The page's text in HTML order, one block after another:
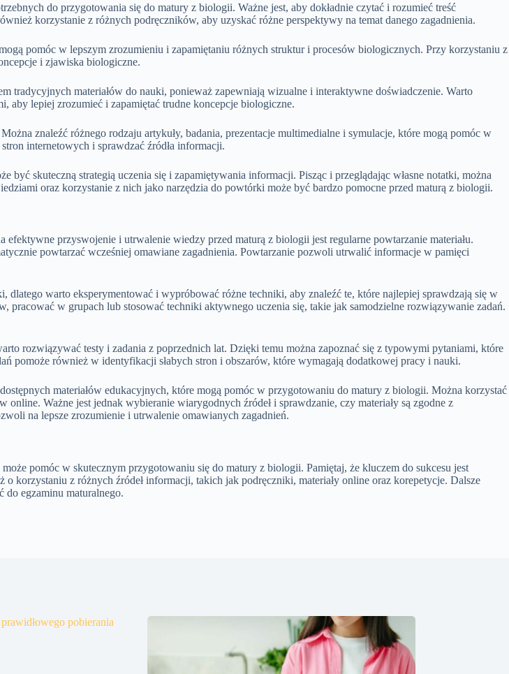
do przygotowania się do matury z biologii. Ważne jest, aby dokładnie czytać i rozumieć treść
korzystanie z różnych podręczników, aby uzyskać różne perspektywy na temat danego zagadnienia.
pomóc w lepszym zrozumieniu i zapamiętaniu różnych struktur i procesów biologicznych. Przy korzystaniu z
i zjawiska biologiczne.
tradycyjnych materiałów do nauki, ponieważ zapewniają wizualne i interaktywne doświadczenie. Warto
aby lepiej zrozumieć i zapamiętać trudne koncepcje biologiczne.
znaleźć różnego rodzaju artykuły, badania, prezentacje multimedialne i symulacje, które mogą pomóc w
internetowych i sprawdzać źródła informacji.
być skuteczną strategią uczenia się i zapamiętywania informacji. Pisząc i przeglądając własne notatki, można
oraz korzystanie z nich jako narzędzia do powtórki może być bardzo pomocne przed maturą z biologii.
efektywne przyswojenie i utrwalenie wiedzy przed maturą z biologii jest regularne powtarzanie materiału.
powtarzać wcześniej omawiane zagadnienia. Powtarzanie pozwoli utrwalić informacje w pamięci
dlatego warto eksperymentować i wypróbować różne techniki, aby znaleźć te, które najlepiej sprawdzają się w
w grupach lub stosować techniki aktywnego uczenia się, takie jak samodzielne rozwiązywanie zadań.
rozwiązywać testy i zadania z poprzednich lat. Dzięki temu można zapoznać się z typowymi pytaniami, które
pomoże również w identyfikacji słabych stron i obszarów, które wymagają dodatkowej pracy i nauki.
materiałów edukacyjnych, które mogą pomóc w przygotowaniu do matury z biologii. Można korzystać
Ważne jest jednak wybieranie wiarygodnych źródeł i sprawdzanie, czy materiały są zgodne z
na lepsze zrozumienie i utrwalenie omawianych zagadnień.
pomóc w skutecznym przygotowaniu się do matury z biologii. Pamiętaj, że kluczem do sukcesu jest
korzystaniu z różnych źródeł informacji, takich jak podręczniki, materiały online oraz korepetycje. Dalsze
do egzaminu maturalnego.
pobierania